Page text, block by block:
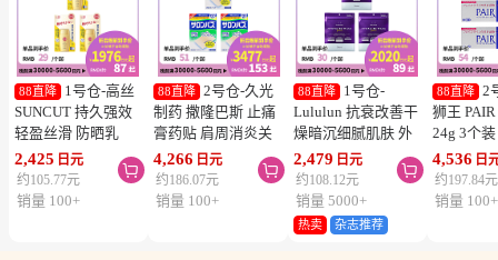
88直降
1号仓-高丝
SUNCUT 持久强效
轻盈丝滑 防晒乳
SPF50+ PA++++
50ml 3个装 阻隔紫
外线 持久耐水 户外
2,425 日元
约105.77元

销量 100+
88直降
2号仓-久光
制药 撒隆巴斯 止痛
膏药贴 肩周消炎关
节颈椎疼 4.6×7.2cm
120贴 3个装【第3类
医药品】
4,266 日元
约186.07元

销量 100+
88直降
1号仓-
Lululun 抗衰改善干
燥暗沉细腻肌肤 外
泌体精华液保湿面膜
7片 3个装 Exosome
增加肌肤弹力透明感
2,479 日元
约108.12元

销量 5000+
热卖 杂志推荐
88直降
2
狮王
24g 3个
疮 去痘
舒缓炎症
类医药品
4,536 日
约197.84元
销量 100+